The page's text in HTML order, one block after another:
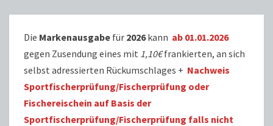
Die Markenausgabe für 2026kann ab 01.01.2026
gegen Zusendung eines mit 1,10€frankierten, an sich
selbst adressierten Rückumschlages + Nachweis
Sportfischerprüfung/Fischerprüfung oder
Fischereischein auf Basis der
Sportfischerprüfung/Fischerprüfung falls nicht